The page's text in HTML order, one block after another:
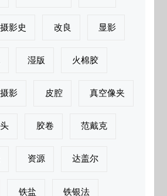
摄影史 改良 显影
湿版 火棉胶
影 皮腔 真空像夹
胶卷 范戴克
资源 达盖尔
铁盐 铁银法